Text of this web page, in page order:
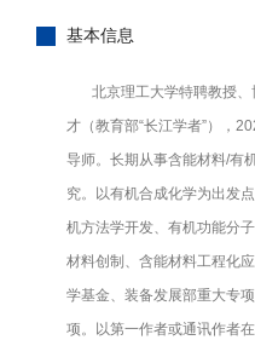
基本信息
北京理工大学特聘教授、
才（教育部“长江学者”），
导师。长期从事含能材料/有
究。以有机合成化学为出发
机方法学开发、有机功能分
材料创制、含能材料工程化
学基金、装备发展部重大专
项。以第一作者或通讯作者